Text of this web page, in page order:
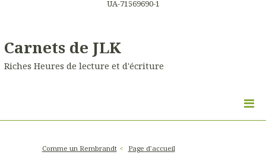
UA-71569690-1
Carnets de JLK
Riches Heures de lecture et d'écriture
Comme un Rembrandt
Page d'accueil